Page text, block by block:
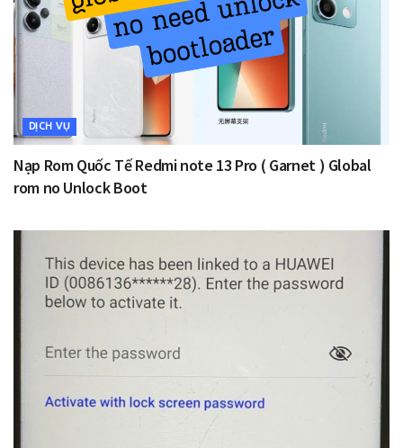
DỊCH VỤ
Nạp Rom Quốc Tế Redmi note 13 Pro ( Garnet ) Global
rom no Unlock Boot